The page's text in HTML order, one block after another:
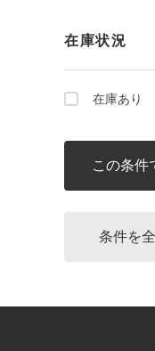
在庫状況
在庫あり